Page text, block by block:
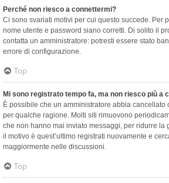
Perché non riesco a connettermi?
Ci sono svariati motivi per cui questo succede. Per
nome utente e password siano corretti. Di solito il
contatta un amministratore: potresti essere stato
errore di configurazione.
Top
Mi sono registrato tempo fa, ma non riesco più a
È possibile che un amministratore abbia cancellato
per qualche ragione. Molti siti rimuovono
che non hanno mai inviato messaggi, per ridurre la
il motivo è quest’ultimo registrati nuovamente e
maggiormente nelle discussioni.
Top